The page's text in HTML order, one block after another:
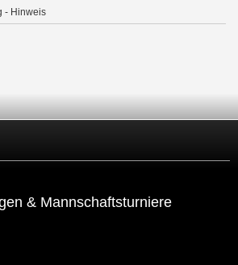
- Hinweis
& Mannschaftsturniere